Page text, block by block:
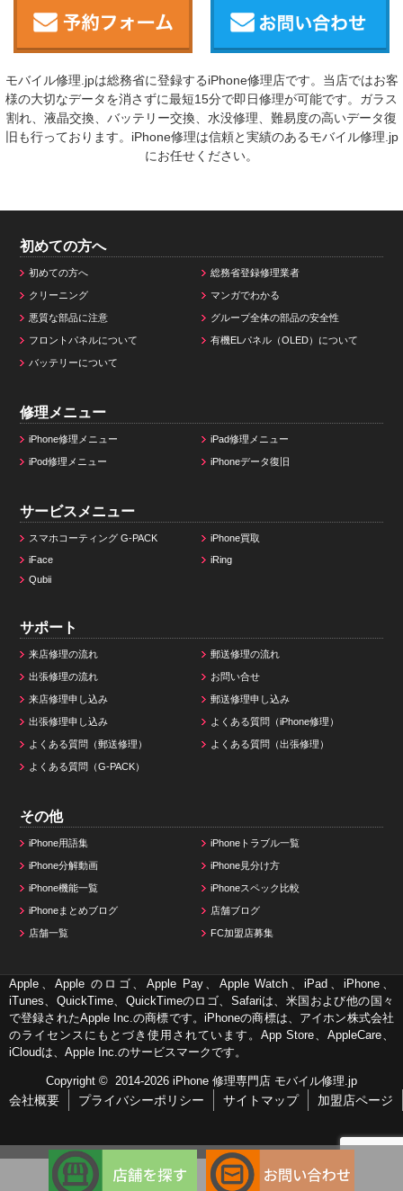
モバイル修理.jpは総務省に登録するiPhone修理店です。当店ではお客
様の大切なデータを消さずに最短15分で即日修理が可能です。ガラス
割れ、液晶交換、バッテリー交換、水没修理、難易度の高いデータ復
旧も行っております。iPhone修理は信頼と実績のあるモバイル修理.jp
にお任せください。
初めての方へ
初めての方へ 総務省登録修理業者
クリーニング マンガでわかる
悪質な部品に注意 グループ全体の部品の安全性
フロントパネルについて 有機ELパネル（OLED）について
バッテリーについて
修理メニュー
iPhone修理メニュー iPad修理メニュー
iPod修理メニュー iPhoneデータ復旧
サービスメニュー
スマホコーティング G-PACK
iPhone買取
iFace
iRing
Qubii
サポート
来店修理の流れ 郵送修理の流れ
出張修理の流れ お問い合せ
来店修理申し込み 郵送修理申し込み
出張修理申し込み よくある質問（iPhone修理）
よくある質問（郵送修理） よくある質問（出張修理）
よくある質問（G-PACK）
その他
iPhone用語集 iPhoneトラブル一覧
iPhone分解動画 iPhone見分け方
iPhone機能一覧 iPhoneスペック比較
iPhoneまとめブログ 店舗ブログ
店舗一覧 FC加盟店募集
Apple、Apple のロゴ、Apple Pay、Apple Watch、iPad、iPhone、
iTunes、QuickTime、QuickTimeのロゴ、Safariは、米国および他の国々
で登録されたApple Inc.の商標です。iPhoneの商標は、アイホン株式会社
のライセンスにもとづき使用されています。App Store、AppleCare、
iCloudは、Apple Inc.のサービスマークです。
Copyright © 2014-2026 iPhone 修理専門店 モバイル修理.jp
会社概要 プライバシーポリシー サイトマップ 加盟店ページ